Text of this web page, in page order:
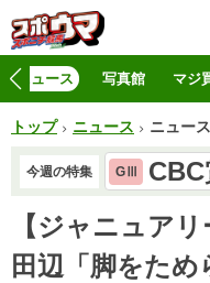
ニュース 写真館 マジ
トップ ニュース ニュー
今週の特集 GⅢ
【ジャニュア
田辺「脚をため